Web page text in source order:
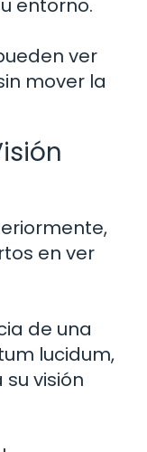
entorno.
ver
mover la
en ver
de una
lucidum,
visión